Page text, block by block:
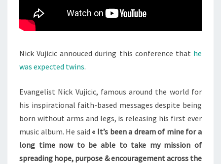
Nick Vujicic annouced during this conference that he
was expected twins.
Evangelist Nick Vujicic, famous around the world for
his inspirational faith-based messages despite being
born without arms and legs, is releasing his first ever
music album. He said « It’s been a dream of mine for a
long time now to be able to take my mission of
spreading hope, purpose & encouragement across the